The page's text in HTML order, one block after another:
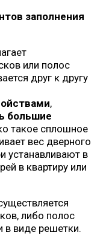
заполнения
или полос
друг к другу
,
большие
такое сплошное
вес дверного
устанавливают в
в квартиру или
либо полос
в виде решетки.